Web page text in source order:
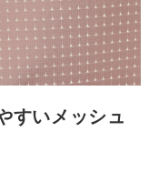
すいメッシュ